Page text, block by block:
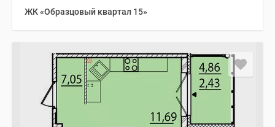
ЖК «Образцовый квартал 15»